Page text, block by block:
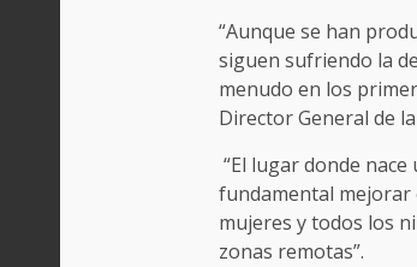
“Aunque se han
siguen sufriendo la
menudo en los
Director General de
“El lugar donde
fundamental mejorar
mujeres y todos los
zonas remotas”.